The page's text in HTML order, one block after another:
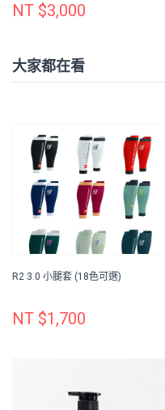
NT $3,000
大家都在看
R2 3.0 小腿套 (18色可選)
NT $1,700